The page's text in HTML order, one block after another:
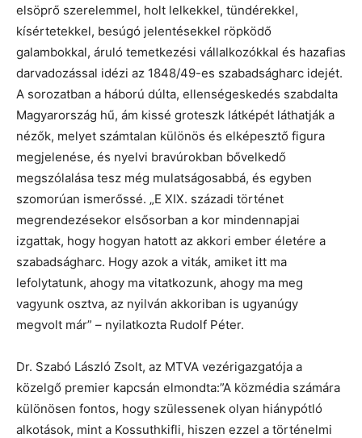
elsöprő szerelemmel, holt lelkekkel, tündérekkel,
kísértetekkel, besúgó jelentésekkel röpködő
galambokkal, áruló temetkezési vállalkozókkal és hazafias
darvadozással idézi az 1848/49-es szabadságharc idejét.
A sorozatban a háború dúlta, ellenségeskedés szabdalta
Magyarország hű, ám kissé groteszk látképét láthatják a
nézők, melyet számtalan különös és elképesztő figura
megjelenése, és nyelvi bravúrokban bővelkedő
megszólalása tesz még mulatságosabbá, és egyben
szomorúan ismerőssé. „E XIX. századi történet
megrendezésekor elsősorban a kor mindennapjai
izgattak, hogy hogyan hatott az akkori ember életére a
szabadságharc. Hogy azok a viták, amiket itt ma
lefolytatunk, ahogy ma vitatkozunk, ahogy ma meg
vagyunk osztva, az nyilván akkoriban is ugyanúgy
megvolt már” – nyilatkozta Rudolf Péter.
Dr. Szabó László Zsolt, az MTVA vezérigazgatója a
közelgő premier kapcsán elmondta:”A közmédia számára
különösen fontos, hogy szülessenek olyan hiánypótló
alkotások, mint a Kossuthkifli, hiszen ezzel a történelmi